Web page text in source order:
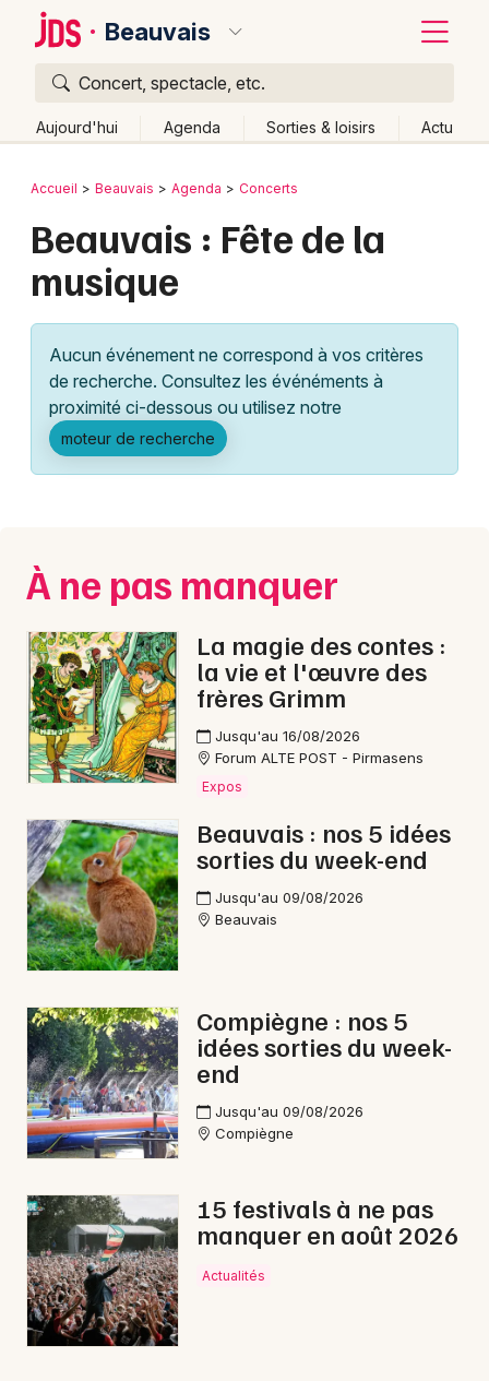
Beauvais
Concert, spectacle, etc.
Aujourd'hui Agenda Sorties & loisirs Actu
Publier un événement
Grands événements
Activité & Expérience
Manifestations
Foires & salons
Concerts
Sports
Soirées
Sorties famille
Sorties & loisirs
Fête de la musique dans l' Oise
Fête de la musique en Picardie
Fête de la musique dans les Hauts-de-France
Newsletter des sorties
Artistes en tournée
Actus à Beauvais
Magazine à Beauvais
Bordeaux
Colmar
Lille
Lyon
Marseille
Mulhouse
Nice
Paris
Strasbourg
Toulouse
Toutes les villes
Retour
Accueil Beauvais Agenda Concerts
Beauvais : Fête de la
musique
Aucun événement ne correspond à vos critères
de recherche. Consultez les événéments à
proximité ci-dessous ou utilisez notre
moteur de recherche
À ne pas manquer
La magie des contes :
la vie et l'œuvre des
frères Grimm
Jusqu'au 16/08/2026
Forum ALTE POST - Pirmasens
Expos
Beauvais : nos 5 idées
sorties du week-end
Jusqu'au 09/08/2026
Beauvais
Compiègne : nos 5
idées sorties du week-
end
Jusqu'au 09/08/2026
Compiègne
15 festivals à ne pas
manquer en août 2026
Actualités
Quoi ?
Où ?
Près de moi
Changer de lieu
Quand ?
Aujourd'hui
Demain Ce week-end Autre